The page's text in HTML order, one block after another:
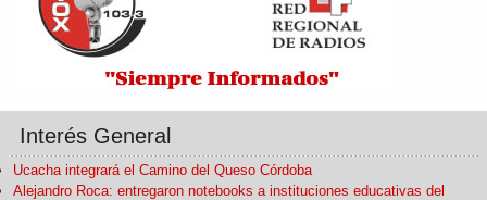
Interés General
Ucacha integrará el Camino del Queso Córdoba
Alejandro Roca: entregaron notebooks a instituciones educativas del